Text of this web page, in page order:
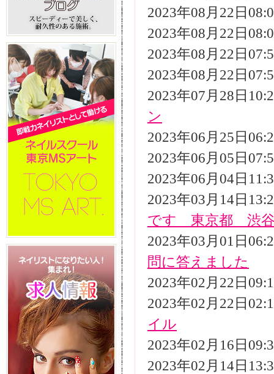
2023年08月22日
2023年08月22日
2023年08月22日
2023年08月22日
2023年07月28日
ン
2023年06月25日
2023年06月05日
2023年06月04日
2023年03月14日
です 東京都 渋
2023年03月01日
問に答えました
2023年02月22日
2023年02月22日
イル
2023年02月16日
2023年02月14日